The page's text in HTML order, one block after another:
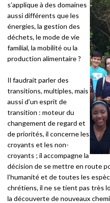
s’applique à des domaines
aussi différents que les
énergies, la gestion des
déchets, le mode de vie
familial, la mobilité ou la
production alimentaire ?
Il faudrait parler des
transitions, multiples, mais
aussi d’un esprit de
transition : moteur du
changement de regard et
de priorités, il concerne les
croyants et les non-
croyants ; il accompagne la
décision de se mettre en route
l’humanité et de toutes les
chrétiens, il ne se tient pas très
la découverte de nouveaux